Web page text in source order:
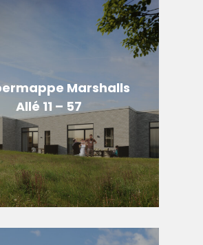
Marshalls
Allé 11 – 57